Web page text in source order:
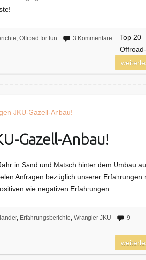
Offroad for fun 3 Kommentare
Top 20
Offroad-
Gazell-Anbau!
in Sand und Matsch hinter dem Umbau
Anfragen bezüglich unserer Erfahrungen
wie negativen Erfahrungen…
, Erfahrungsberichte Wrangler JKU
9